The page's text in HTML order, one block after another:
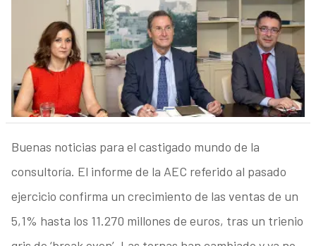
Buenas noticias para el castigado mundo de la
consultoría. El informe de la AEC referido al pasado
ejercicio confirma un crecimiento de las ventas de un
5,1% hasta los 11.270 millones de euros, tras un trienio